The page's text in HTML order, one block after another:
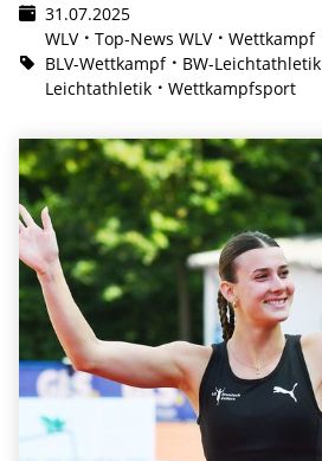
31.07.2025
WLV
Top-News WLV Wettkampf
BLV-Wettkampf
BW-Leichtathletik
Leichtathletik
Wettkampfsport